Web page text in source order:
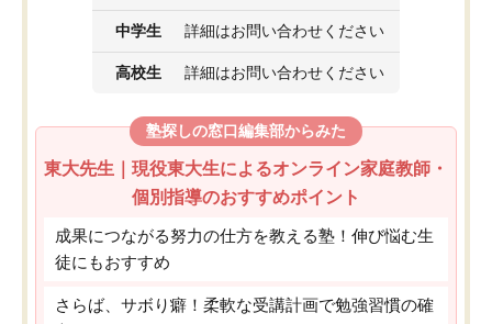
中学生 詳細はお問い合わせください
高校生 詳細はお問い合わせください
塾探しの窓口編集部からみた
東大先生｜現役東大生によるオンライン家庭教師・
個別指導のおすすめポイント
成果につながる努力の仕方を教える塾！伸び悩む生
徒にもおすすめ
さらば、サボり癖！柔軟な受講計画で勉強習慣の確